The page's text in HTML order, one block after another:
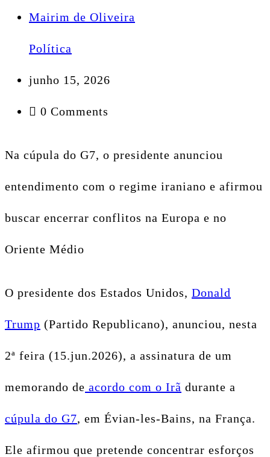
Mairim de Oliveira
Política
junho 15, 2026
0 Comments
Na cúpula do G7, o presidente anunciou
entendimento com o regime iraniano e afirmou
buscar encerrar conflitos na Europa e no
Oriente Médio
O presidente dos Estados Unidos, Donald
Trump (Partido Republicano), anunciou, nesta
2ª feira (15.jun.2026), a assinatura de um
memorando de acordo com o Irã durante a
cúpula do G7, em Évian-les-Bains, na França.
Ele afirmou que pretende concentrar esforços